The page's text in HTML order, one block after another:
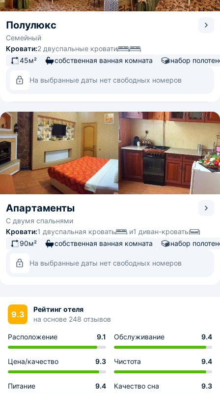
Полулюкс
Семейный
Кровати:2 двуспальные кровати
45м²
собственная ванная комната набор
На выбранные даты нет свободных номеров
Апартаменты
С двумя спальнями
Кровати:1 двуспальная кровать и1 диван-кровать
90м²
собственная ванная комната набор
На выбранные даты нет свободных номеров
9.3
Рейтинг отеля
на основе 248 отзывов
Расположение 9.1 Обслуживание 9.4
Цена/качество 9.3 Чистота 9.4
Питание 9.4 Качество сна 9.3